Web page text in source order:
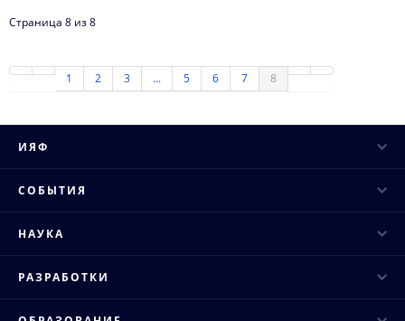
Страница 8 из 8
1 2 3 ... 5 6 7 8
ИЯФ
Структура института
Публикации
СОБЫТИЯ
Научные сессии и совещания
НАУКА
РАЗРАБОТКИ